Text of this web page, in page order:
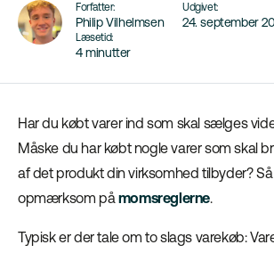
Forfatter:
Philip Vilhelmsen
Udgivet:
24. september
Læsetid:
4 minutter
Har du købt varer ind som skal sælges
Måske du har købt nogle varer som skal
af det produkt din virksomhed tilbyder?
opmærksom på momsreglerne.
Typisk er der tale om to slags varekøb: